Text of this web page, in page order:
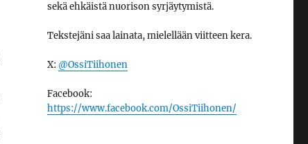
sekä ehkäistä nuorison syrjäytymistä.
Tekstejäni saa lainata, mielellään viitteen kera.
X: @OssiTiihonen
Facebook:
https://www.facebook.com/OssiTiihonen/